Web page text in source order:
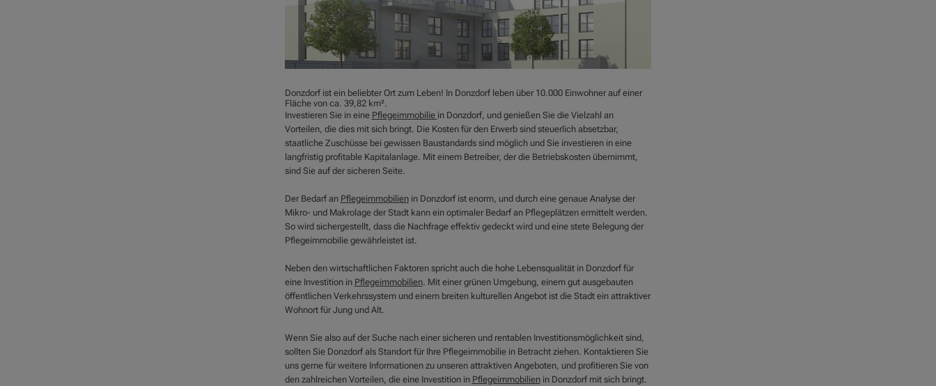
Donzdorf ist ein beliebter Ort zum Leben! In Donzdorf leben über 10.000 Einwohner auf einer
Fläche von ca. 39,82 km².
Investieren Sie in eine Pflegeimmobilie in Donzdorf, und genießen Sie die Vielzahl an
Vorteilen, die dies mit sich bringt. Die Kosten für den Erwerb sind steuerlich absetzbar,
staatliche Zuschüsse bei gewissen Baustandards sind möglich und Sie investieren in eine
langfristig profitable Kapitalanlage. Mit einem Betreiber, der die Betriebskosten übernimmt,
sind Sie auf der sicheren Seite.
Der Bedarf an Pflegeimmobilienin Donzdorf ist enorm, und durch eine genaue Analyse der
Mikro- und Makrolage der Stadt kann ein optimaler Bedarf an Pflegeplätzen ermittelt werden.
So wird sichergestellt, dass die Nachfrage effektiv gedeckt wird und eine stete Belegung der
Pflegeimmobilie gewährleistet ist.
Neben den wirtschaftlichen Faktoren spricht auch die hohe Lebensqualität in Donzdorf für
eine Investition in Pflegeimmobilien. Mit einer grünen Umgebung, einem gut ausgebauten
öffentlichen Verkehrssystem und einem breiten kulturellen Angebot ist die Stadt ein attraktiver
Wohnort für Jung und Alt.
Wenn Sie also auf der Suche nach einer sicheren und rentablen Investitionsmöglichkeit sind,
sollten Sie Donzdorf als Standort für Ihre Pflegeimmobilie in Betracht ziehen. Kontaktieren Sie
uns gerne für weitere Informationen zu unseren attraktiven Angeboten, und profitieren Sie von
den zahlreichen Vorteilen, die eine Investition in Pflegeimmobilienin Donzdorf mit sich bringt.